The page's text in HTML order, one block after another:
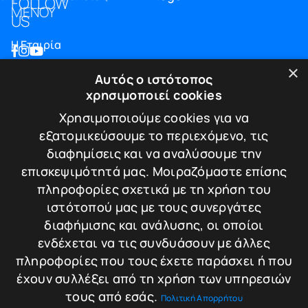
US
ΜΕΝΟΥ
Η Εταιρία
ΠΛΗΡΟΦΟΡΙΕΣ
Υπηρεσίες
Πιστοποιήσεις
Πολιτική απορρήτου
Τρόποι πληρωμής
Πολιτική Επιστροφών / Ακυρώσεων
ΕΠΙΚΟΙΝΩΝΙΑ
Λεωφ. Κωνσταντίνου Καραμανλή 174
Τ.Κ. 542 48 - Θεσσαλονίκη
T.+30.2310.30.39.35T.+30.2310.220.221
×
Αυτός ο ιστότοπος
χρησιμοποιεί cookies
Χρησιμοποιούμε cookies για να
εξατομικεύσουμε το περιεχόμενο, τις
διαφημίσεις και να αναλύσουμε την
επισκεψιμότητά μας. Μοιραζόμαστε επίσης
πληροφορίες σχετικά με τη χρήση του
ιστότοπού μας με τους συνεργάτες
διαφήμισης και ανάλυσης, οι οποίοι
ενδέχεται να τις συνδυάσουν με άλλες
πληροφορίες που τους έχετε παράσχει ή που
έχουν συλλέξει από τη χρήση των υπηρεσιών
τους από εσάς. Πολιτική Απορρήτου